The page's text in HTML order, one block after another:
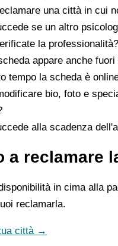
una città in cui
se un altro
la professionalità?
appare anche
tempo la scheda è
bio, foto e
alla scadenza
a reclamare
in cima alla
reclamarla.
città →